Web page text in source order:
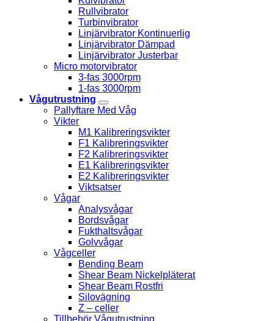
Rullvibrator
Turbinvibrator
Linjärvibrator Kontinuerlig
Linjärvibrator Dämpad
Linjärvibrator Justerbar
Micro motorvibrator
3-fas 3000rpm
1-fas 3000rpm
Vågutrustning
Pallyftare Med Våg
Vikter
M1 Kalibreringsvikter
F1 Kalibreringsvikter
F2 Kalibreringsvikter
E1 Kalibreringsvikter
E2 Kalibreringsvikter
Viktsatser
Vågar
Analysvågar
Bordsvågar
Fukthaltsvågar
Golvvågar
Vågceller
Bending Beam
Shear Beam Nickelpläterat
Shear Beam Rostfri
Silovägning
Z – celler
Tillbehör Vågutrustning